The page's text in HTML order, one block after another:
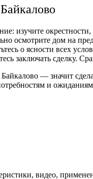
изучите
осмотрите дом на
о ясности всех
заключать сделку.
— значит
и